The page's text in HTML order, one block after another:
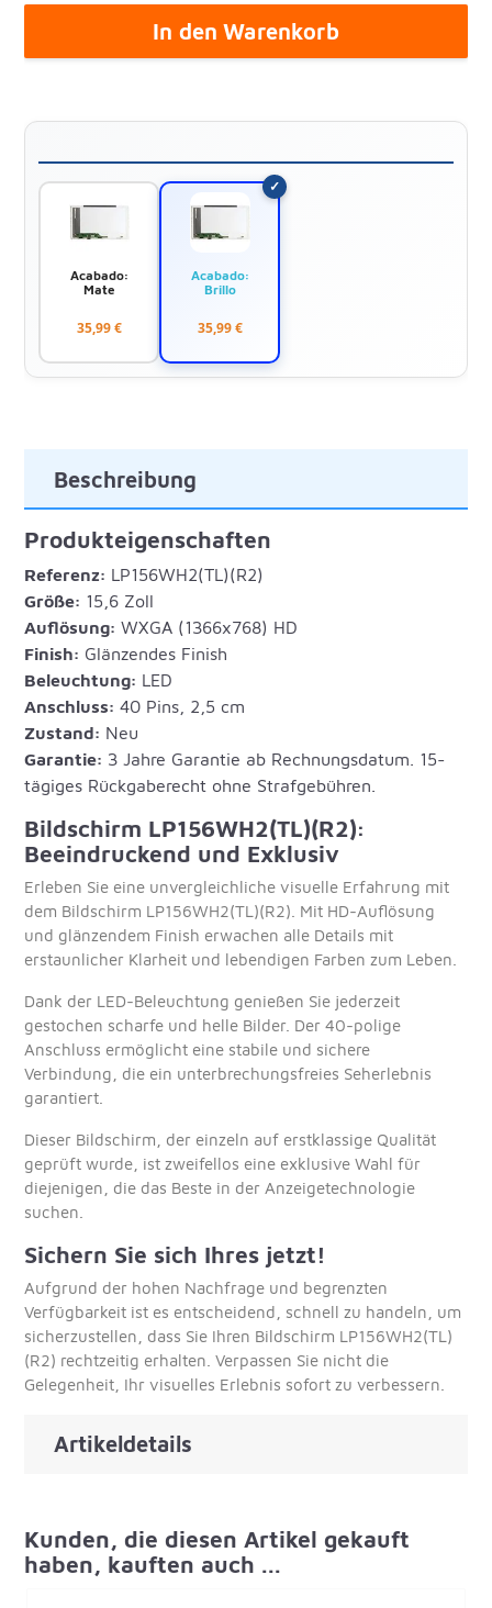
In den Warenkorb
Acabado:
Mate
35,99 €
Acabado:
Brillo
35,99 €
Beschreibung
Produkteigenschaften
Referenz: LP156WH2(TL)(R2)
Größe: 15,6 Zoll
Auflösung: WXGA (1366x768) HD
Finish: Glänzendes Finish
Beleuchtung: LED
Anschluss: 40 Pins, 2,5 cm
Zustand: Neu
Garantie: 3 Jahre Garantie ab Rechnungsdatum. 15-
tägiges Rückgaberecht ohne Strafgebühren.
Bildschirm LP156WH2(TL)(R2):
Beeindruckend und Exklusiv
Erleben Sie eine unvergleichliche visuelle Erfahrung mit
dem Bildschirm LP156WH2(TL)(R2). Mit HD-Auflösung
und glänzendem Finish erwachen alle Details mit
erstaunlicher Klarheit und lebendigen Farben zum Leben.
Dank der LED-Beleuchtung genießen Sie jederzeit
gestochen scharfe und helle Bilder. Der 40-polige
Anschluss ermöglicht eine stabile und sichere
Verbindung, die ein unterbrechungsfreies Seherlebnis
garantiert.
Dieser Bildschirm, der einzeln auf erstklassige Qualität
geprüft wurde, ist zweifellos eine exklusive Wahl für
diejenigen, die das Beste in der Anzeigetechnologie
suchen.
Sichern Sie sich Ihres jetzt!
Aufgrund der hohen Nachfrage und begrenzten
Verfügbarkeit ist es entscheidend, schnell zu handeln, um
sicherzustellen, dass Sie Ihren Bildschirm LP156WH2(TL)
(R2) rechtzeitig erhalten. Verpassen Sie nicht die
Gelegenheit, Ihr visuelles Erlebnis sofort zu verbessern.
Artikeldetails
Kunden, die diesen Artikel gekauft
haben, kauften auch ...